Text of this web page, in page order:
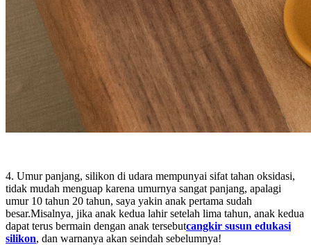
4. Umur panjang, silikon di udara mempunyai sifat tahan oksidasi,
tidak mudah menguap karena umurnya sangat panjang, apalagi
umur 10 tahun 20 tahun, saya yakin anak pertama sudah
besar.Misalnya, jika anak kedua lahir setelah lima tahun, anak kedua
dapat terus bermain dengan anak tersebutcangkir susun edukasi
silikon, dan warnanya akan seindah sebelumnya!